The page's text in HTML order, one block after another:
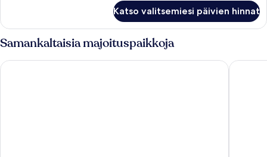
4
makuuhuonetta
Katso valitsemiesi päivien hinnat
Samankaltaisia majoituspaikkoja
The Landmark 81 Deluxe Apartment Suite Sens